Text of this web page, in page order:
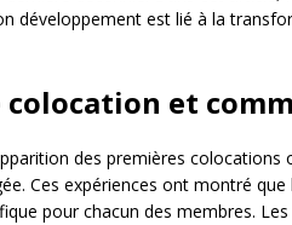
développement est lié à la
colocation et
des premières colocations
Ces expériences ont montré que
pour chacun des membres.